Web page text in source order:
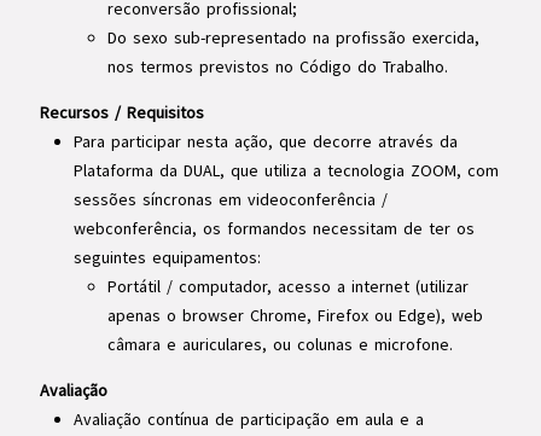
reconversão profissional;
Do sexo sub-representado na profissão exercida,
nos termos previstos no Código do Trabalho.
Recursos / Requisitos
Para participar nesta ação, que decorre através da
Plataforma da DUAL, que utiliza a tecnologia ZOOM, com
sessões síncronas em videoconferência /
webconferência, os formandos necessitam de ter os
seguintes equipamentos:
Portátil / computador, acesso a internet (utilizar
apenas o browser Chrome, Firefox ou Edge), web
câmara e auriculares, ou colunas e microfone.
Avaliação
Avaliação contínua de participação em aula e a